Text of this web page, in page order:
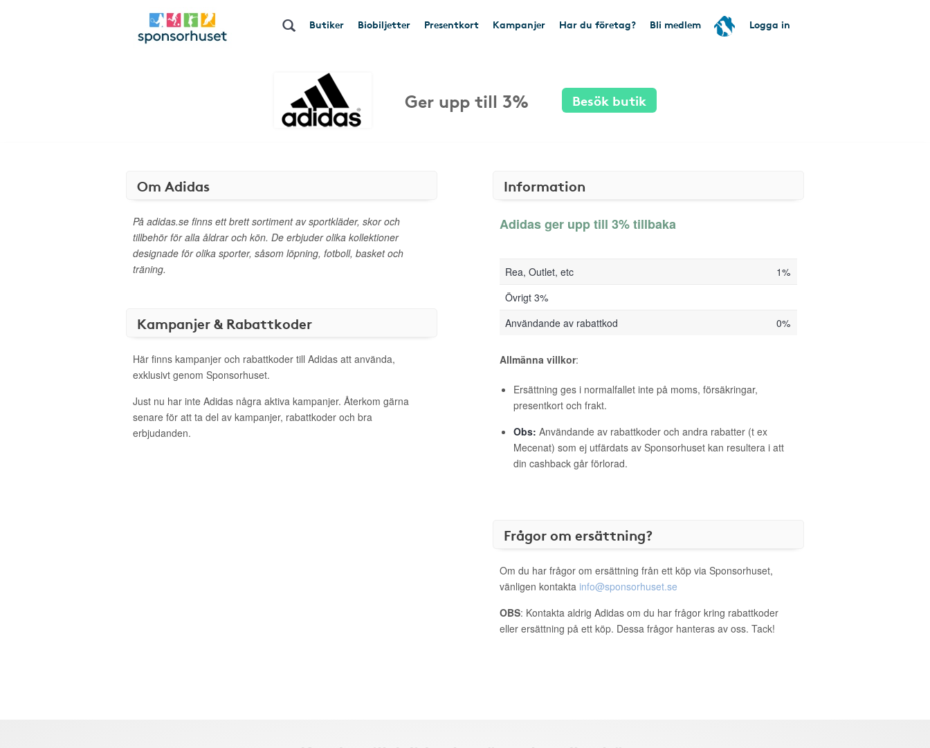
Butiker Biobiljetter Presentkort Kampanjer Har du företag? Bli medlem Logga in
Ger upp till 3% Besök butik
Om Adidas
På adidas.se finns ett brett sortiment av sportkläder, skor och
tillbehör för alla åldrar och kön. De erbjuder olika kollektioner
designade för olika sporter, såsom löpning, fotboll, basket och
träning.
Kampanjer & Rabattkoder
Här finns kampanjer och rabattkoder till Adidas att använda,
exklusivt genom Sponsorhuset.
Just nu har inte Adidas några aktiva kampanjer. Återkom gärna
senare för att ta del av kampanjer, rabattkoder och bra
erbjudanden.
Information
Adidas ger upp till 3% tillbaka
Rea, Outlet, etc
1%
Övrigt 3%
Användande av rabattkod
0%
Allmänna villkor:
Ersättning ges i normalfallet inte på moms, försäkringar,
presentkort och frakt.
Obs: Användande av rabattkoder och andra rabatter (t ex
Mecenat) som ej utfärdats av Sponsorhuset kan resultera i att
din cashback går förlorad.
Frågor om ersättning?
Om du har frågor om ersättning från ett köp via Sponsorhuset,
vänligen kontakta info@sponsorhuset.se
OBS: Kontakta aldrig Adidas om du har frågor kring rabattkoder
eller ersättning på ett köp. Dessa frågor hanteras av oss. Tack!